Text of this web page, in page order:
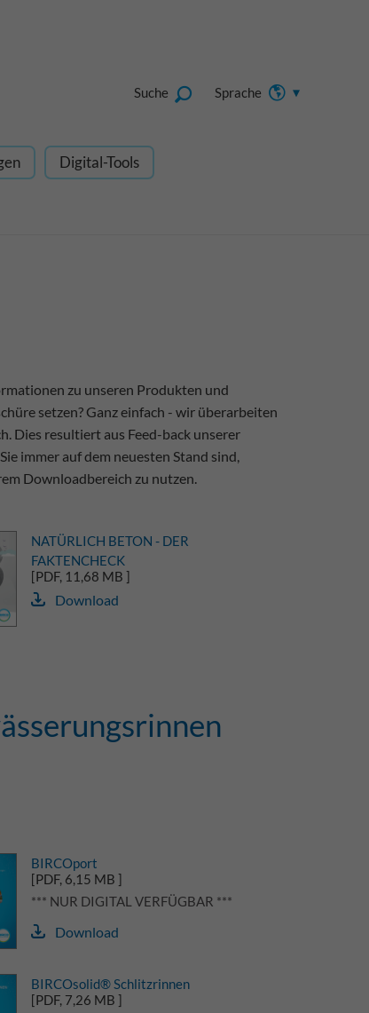
Sprache
Suche
Digital-Tools
zu unseren Produkten und
setzen? Ganz einfach - wir überarbeiten
Dies resultiert aus Feed-back unserer
immer auf dem neuesten Stand sind,
Downloadbereich zu nutzen.
NATÜRLICH BETON - DER
FAKTENCHECK
[PDF, 11,68 MB ]
Download
BIRCOport
[PDF, 6,15 MB ]
*** NUR DIGITAL VERFÜGBAR ***
Download
BIRCOsolid® Schlitzrinnen
[PDF, 7,26 MB ]